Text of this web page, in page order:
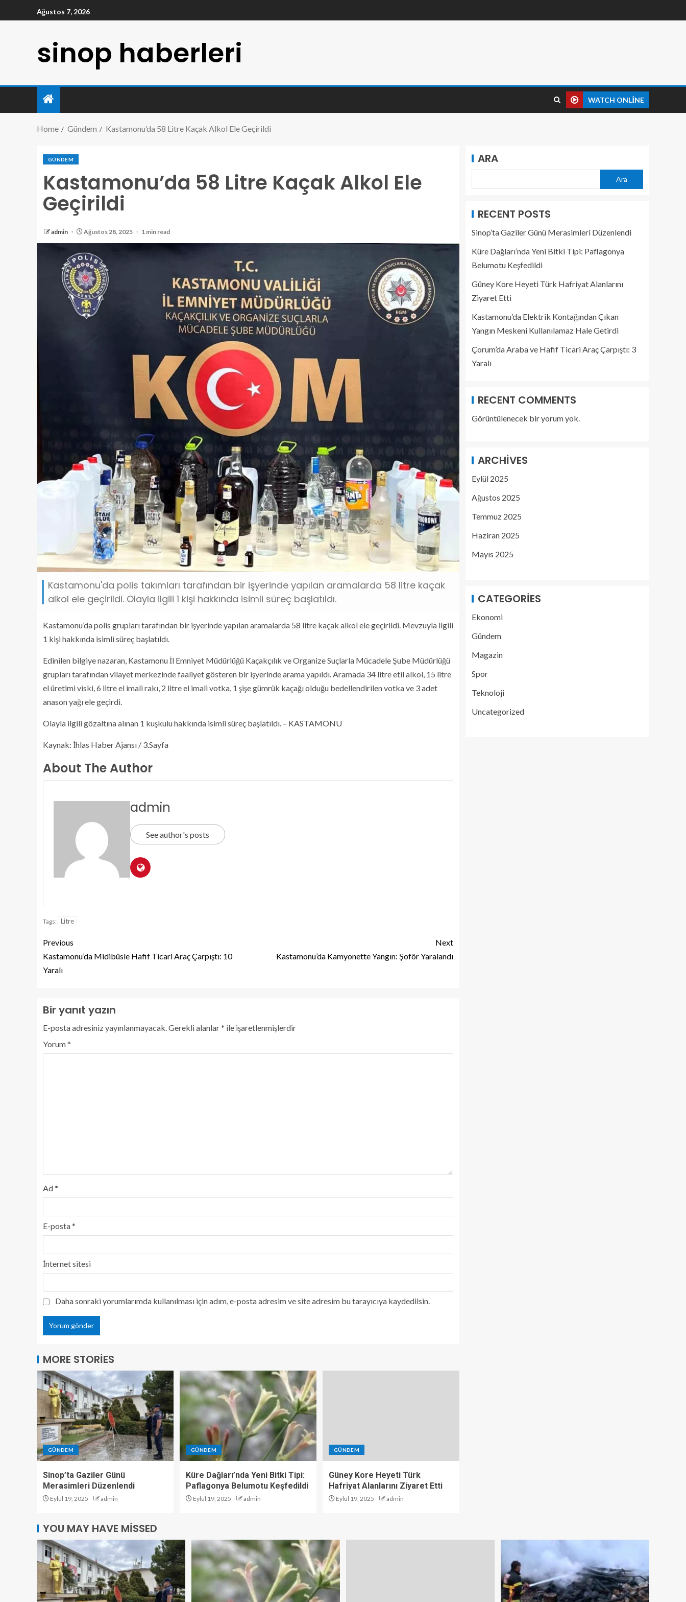
Ağustos 7, 2026
sinop haberleri
WATCH ONLINE
Home Gündem Kastamonu’da 58 Litre Kaçak Alkol Ele Geçirildi
GÜNDEM
Kastamonu’da 58 Litre Kaçak Alkol Ele
Geçirildi
admin Ağustos 28, 2025 1 min read
Kastamonu'da polis takımları tarafından bir işyerinde yapılan aramalarda 58 litre kaçak
alkol ele geçirildi. Olayla ilgili 1 kişi hakkında isimli süreç başlatıldı.
Kastamonu’da polis grupları tarafından bir işyerinde yapılan aramalarda 58 litre kaçak alkol ele geçirildi. Mevzuyla ilgili
1 kişi hakkında isimli süreç başlatıldı.
Edinilen bilgiye nazaran, Kastamonu İl Emniyet Müdürlüğü Kaçakçılık ve Organize Suçlarla Mücadele Şube Müdürlüğü
grupları tarafından vilayet merkezinde faaliyet gösteren bir işyerinde arama yapıldı. Aramada 34 litre etil alkol, 15 litre
el üretimi viski, 6 litre el imali rakı, 2 litre el imali votka, 1 şişe gümrük kaçağı olduğu bedellendirilen votka ve 3 adet
anason yağı ele geçirdi.
Olayla ilgili gözaltına alınan 1 kuşkulu hakkında isimli süreç başlatıldı. – KASTAMONU
Kaynak: İhlas Haber Ajansı / 3.Sayfa
About The Author
admin
See author's posts
Tags: Litre
Previous
Kastamonu’da Midibüsle Hafif Ticari Araç Çarpıştı: 10
Yaralı
Next
Kastamonu’da Kamyonette Yangın: Şoför Yaralandı
Bir yanıt yazın
E-posta adresiniz yayınlanmayacak. Gerekli alanlar* ile işaretlenmişlerdir
Yorum*
Ad*
E-posta*
İnternet sitesi
Daha sonraki yorumlarımda kullanılması için adım, e-posta adresim ve site adresim bu tarayıcıya kaydedilsin.
MORE STORIES
GÜNDEM
Sinop’ta Gaziler Günü
Merasimleri Düzenlendi
Eylül 19, 2025 admin
GÜNDEM
Küre Dağları’nda Yeni Bitki Tipi:
Paflagonya Belumotu Keşfedildi
Eylül 19, 2025 admin
GÜNDEM
Güney Kore Heyeti Türk
Hafriyat Alanlarını Ziyaret Etti
Eylül 19, 2025 admin
ARA
Ara
RECENT POSTS
Sinop’ta Gaziler Günü Merasimleri Düzenlendi
Küre Dağları’nda Yeni Bitki Tipi: Paflagonya
Belumotu Keşfedildi
Güney Kore Heyeti Türk Hafriyat Alanlarını
Ziyaret Etti
Kastamonu’da Elektrik Kontağından Çıkan
Yangın Meskeni Kullanılamaz Hale Getirdi
Çorum’da Araba ve Hafif Ticari Araç Çarpıştı: 3
Yaralı
RECENT COMMENTS
Görüntülenecek bir yorum yok.
ARCHIVES
Eylül 2025
Ağustos 2025
Temmuz 2025
Haziran 2025
Mayıs 2025
CATEGORIES
Ekonomi
Gündem
Magazin
Spor
Teknoloji
Uncategorized
YOU MAY HAVE MISSED